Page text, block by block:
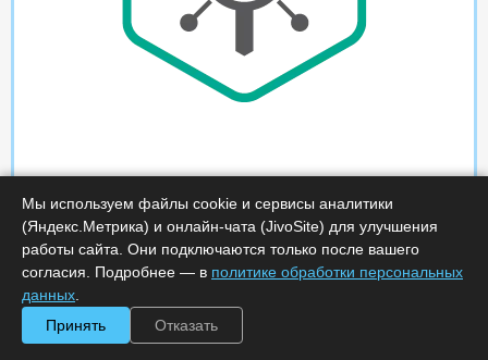
Мы используем файлы cookie и сервисы аналитики
(Яндекс.Метрика) и онлайн-чата (JivoSite) для улучшения
работы сайта. Они подключаются только после вашего
согласия. Подробнее — в политике обработки персональных
данных
Принять
Отказать